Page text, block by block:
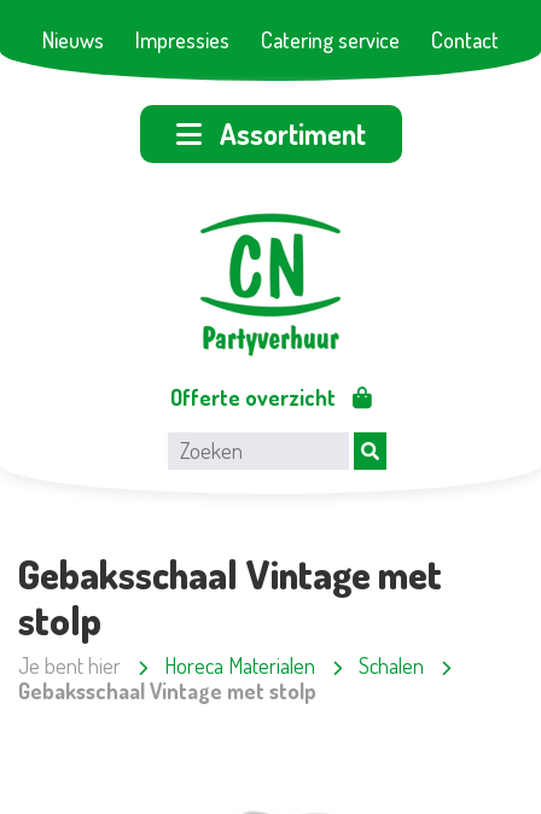
Nieuws Impressies Catering service Contact
Assortiment
Offerte overzicht
Gebaksschaal Vintage met
stolp
Je bent hier Horeca Materialen
Schalen
Gebaksschaal Vintage met stolp